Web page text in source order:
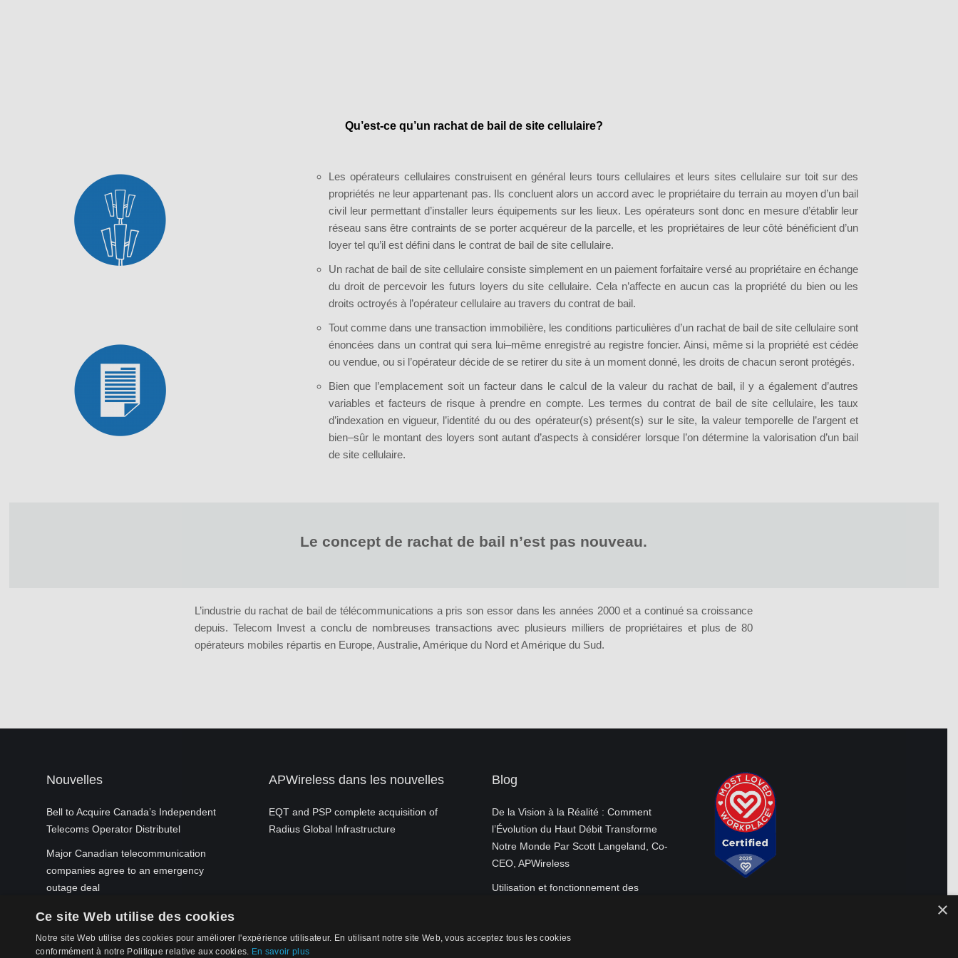
Qu’est-ce qu’un rachat de bail de site cellulaire?
Les opérateurs cellulaires construisent en général leurs tours cellulaires et leurs sites cellulaire sur toit sur des
propriétés ne leur appartenant pas. Ils concluent alors un accord avec le propriétaire du terrain au moyen d’un bail
civil leur permettant d’installer leurs équipements sur les lieux. Les opérateurs sont donc en mesure d’établir leur
réseau sans être contraints de se porter acquéreur de la parcelle, et les propriétaires de leur côté bénéficient d’un
loyer tel qu’il est défini dans le contrat de bail de site cellulaire.
Un rachat de bail de site cellulaire consiste simplement en un paiement forfaitaire versé au propriétaire en échange
du droit de percevoir les futurs loyers du site cellulaire. Cela n’affecte en aucun cas la propriété du bien ou les
droits octroyés à l’opérateur cellulaire au travers du contrat de bail.
Tout comme dans une transaction immobilière, les conditions particulières d’un rachat de bail de site cellulaire sont
énoncées dans un contrat qui sera lui–même enregistré au registre foncier. Ainsi, même si la propriété est cédée
ou vendue, ou si l’opérateur décide de se retirer du site à un moment donné, les droits de chacun seront protégés.
Bien que l’emplacement soit un facteur dans le calcul de la valeur du rachat de bail, il y a également d’autres
variables et facteurs de risque à prendre en compte. Les termes du contrat de bail de site cellulaire, les taux
d’indexation en vigueur, l’identité du ou des opérateur(s) présent(s) sur le site, la valeur temporelle de l’argent et
bien–sûr le montant des loyers sont autant d’aspects à considérer lorsque l’on détermine la valorisation d’un bail
de site cellulaire.
Le concept de rachat de bail n’est pas nouveau.
L’industrie du rachat de bail de télécommunications a pris son essor dans les années 2000 et a continué sa croissance
depuis. Telecom Invest a conclu de nombreuses transactions avec plusieurs milliers de propriétaires et plus de 80
opérateurs mobiles répartis en Europe, Australie, Amérique du Nord et Amérique du Sud.
Nouvelles
Bell to Acquire Canada’s Independent
Telecoms Operator Distributel
Major Canadian telecommunication
companies agree to an emergency
outage deal
APWireless dans les nouvelles
EQT and PSP complete acquisition of
Radius Global Infrastructure
Blog
De la Vision à la Réalité : Comment
l’Évolution du Haut Débit Transforme
Notre Monde Par Scott Langeland, Co-
CEO, APWireless
Utilisation et fonctionnement des
Si vous louez un site de
télécommunications sur votre
propriété pour lequel vous
percevez un loyer, contactez-nous
pour découvrir ce qu'APWireless
peut vous offrir.
ConsentJe souhaite m'inscrire pour recevoir les futures communications
×
Ce site Web utilise des cookies
Notre site Web utilise des cookies pour améliorer l'expérience utilisateur. En utilisant notre site Web, vous acceptez tous les cookies
conformément à notre Politique relative aux cookies. En savoir plus